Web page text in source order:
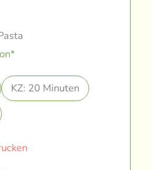
KZ: 20 Minuten